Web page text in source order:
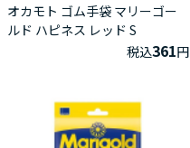
オカモト ゴム手袋 マリーゴー
ルド ハピネス レッド S
税込361円